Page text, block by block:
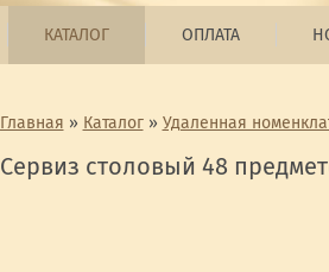
КАТАЛОГ ОПЛАТА
Главная » Каталог» Удаленная
Сервиз столовый 48